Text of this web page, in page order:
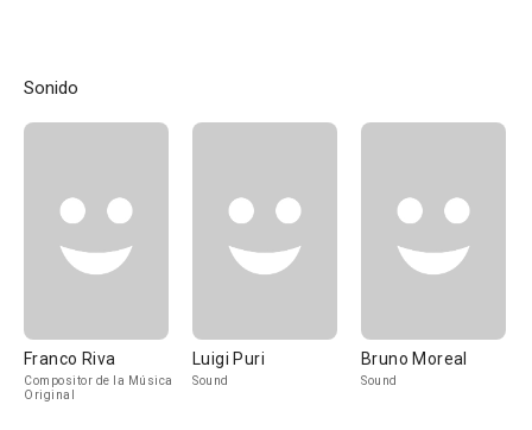
Sonido
Franco Riva
Compositor de la Música
Original
Luigi Puri
Sound
Bruno Moreal
Sound